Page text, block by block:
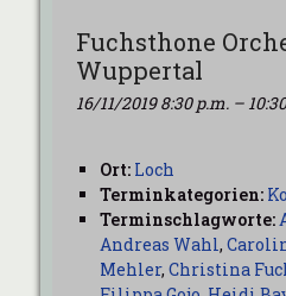
Fuchsthone
Wuppertal
16/11/2019 8:30 p.m. –
Ort: Loch
Terminkategorien:
Terminschlagworte:
Andreas Wahl,
Mehler, Christina